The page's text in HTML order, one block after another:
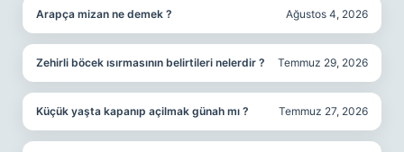
Arapça mizan ne demek ? Ağustos 4, 2026
Zehirli böcek ısırmasının belirtileri nelerdir ? Temmuz 29, 2026
Küçük yaşta kapanıp açilmak günah mı ? Temmuz 27, 2026